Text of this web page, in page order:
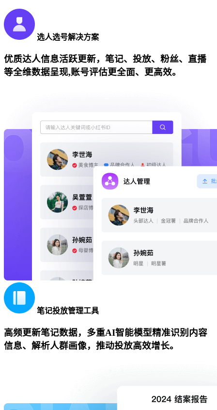
选人选号解决方案
优质达人信息活跃更新，笔记、投放、粉丝、直播
等全维数据呈现,账号评估更全面、更高效。
笔记投放管理工具
高频更新笔记数据，多重AI智能模型精准识别内容
信息、解析人群画像，推动投放高效增长。